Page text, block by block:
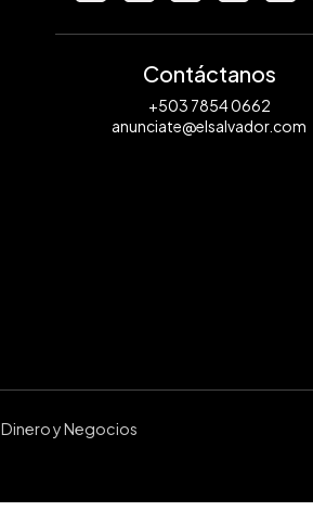
Contáctanos
+503 7854 0662
anunciate@elsalvador.com
Dinero y Negocios